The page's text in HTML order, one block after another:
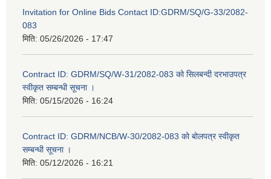
Invitation for Online Bids Contact ID:GDRM/SQ/G-33/2082-
083
मिति: 05/26/2026 - 17:47
Contract ID: GDRM/SQ/W-31/2082-083 को सिलबन्दी दरभाउपत्र
स्वीकृत सम्बन्धी सूचना ।
मिति: 05/15/2026 - 16:24
Contract ID: GDRM/NCB/W-30/2082-083 को बोलपत्र स्वीकृत
सम्बन्धी सूचना ।
मिति: 05/12/2026 - 16:21